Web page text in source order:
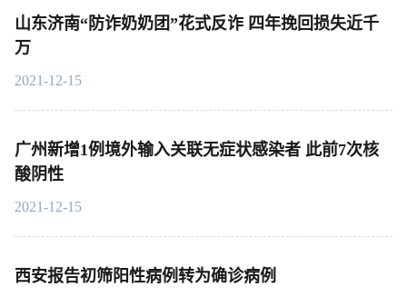
山东济南“防诈奶奶团”花式反诈 四年挽回损失近千
万
2021-12-15
广州新增1例境外输入关联无症状感染者 此前7次核
酸阴性
2021-12-15
西安报告初筛阳性病例转为确诊病例